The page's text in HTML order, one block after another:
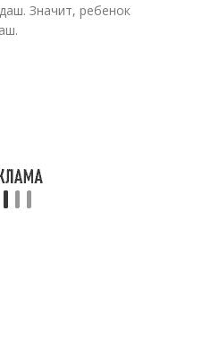
Значит, ребенок